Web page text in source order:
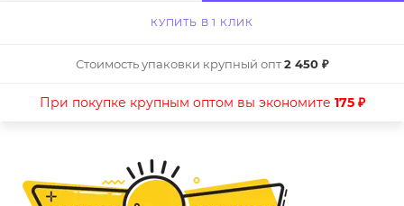
КУПИТЬ В 1 КЛИК
Стоимость упаковки крупный опт2 450 ₽
При покупке крупным оптом вы экономите 175 ₽